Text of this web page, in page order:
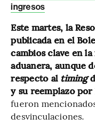
ingresos
Este martes, la
publicada en el
cambios clave en
aduanera, aunque
respecto al timing
y su reemplazo por
fueron
desvinculaciones.